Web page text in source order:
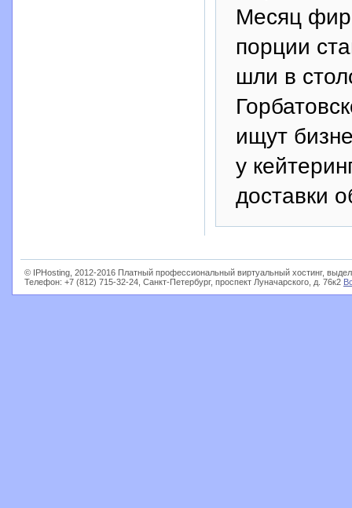
Месяц
порции
шли в
ищут
у
доставки
© IPHosting, 2012-2016 Платный профессиональный виртуальный хостинг,
Телефон: +7 (812) 715-32-24, Санкт-Петербург, проспект Луначарского, д. 76к2